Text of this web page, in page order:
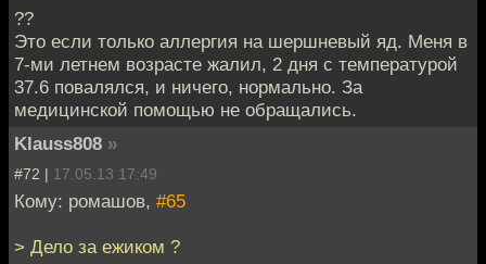
??
Это если только аллергия на шершневый яд. Меня в
7-ми летнем возрасте жалил, 2 дня с температурой
37.6 повалялся, и ничего, нормально. За
медицинской помощью не обращались.
Klauss808 »
#72 | 17.05.13 17:49
Кому: ромашов, #65
> Дело за ежиком ?